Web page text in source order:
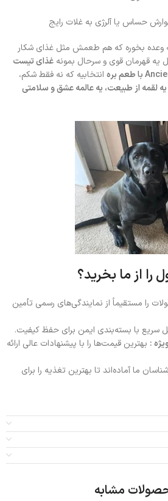
حساس یا آلرژی به غلات رایج
وعده بخوره که هم طعمش مثل غذای شکار
قهرمان قوی و سرحال بمونه غذای تیست
انتخابیه که نه فقط شکم،
یه لقمه از طبیعت، یه عالمه عشق و سلامتی
را از ما بخرید؟
را مستقیماً از نمایندگی‌های رسمی تأمین
سریع با بسته‌بندی ایمن برای حفظ کیفیت.
: بهترین قیمت‌ها را با پیشنهادات عالی ارائه
ما آماده‌اند تا بهترین تغذیه را برای
مشابه